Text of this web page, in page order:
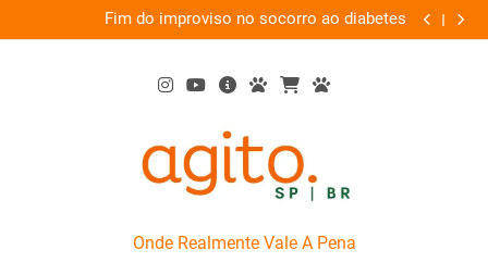
to
Fim do improviso no socorro ao diabetes
AgitoSP
Onde Realmente Vale A Pena